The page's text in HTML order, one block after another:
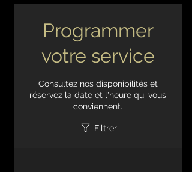
Programmer
votre service
Consultez nos disponibilités et
réservez la date et l'heure qui vous
conviennent.
Filtrer